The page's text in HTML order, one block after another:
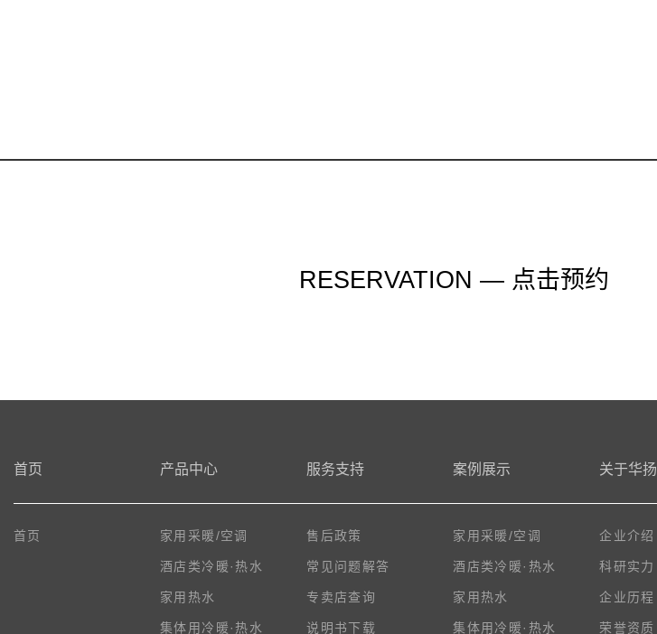
RESERVATION — 点击预约
首页 产品中心 服务支持 案例展示 关于华扬
首页 家用采暖/空调
酒店类冷暖·热水
家用热水
集体用冷暖·热水
售后政策
常见问题解答
专卖店查询
说明书下载
家用采暖/空调
酒店类冷暖·热水
家用热水
集体用冷暖·热水
企业介绍
科研实力
企业历程
荣誉资质